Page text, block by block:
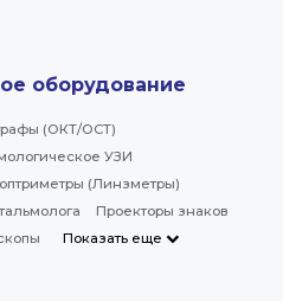
оборудование
(ОКТ/ОСТ)
УЗИ
(Линзметры)
Проекторы знаков
Показать еще